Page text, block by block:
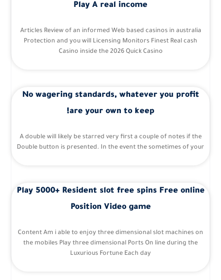
Play A real income
Articles Review of an informed Web based casinos in australia
Protection and you will Licensing Monitors Finest Real cash
Casino inside the 2026 Quick Casino
No wagering standards, whatever you profit
are your own to keep!
A double will likely be starred very first a couple of notes if the
Double button is presented. In the event the sometimes of your
Play 5000+ Resident slot free spins Free online
Position Video game
Content Am i able to enjoy three dimensional slot machines on
the mobiles Play three dimensional Ports On line during the
Luxurious Fortune Each day